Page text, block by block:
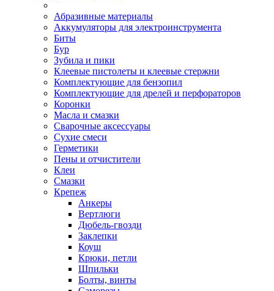
Абразивные материалы
Аккумуляторы для электроинструмента
Биты
Бур
Зубила и пики
Клеевые пистолеты и клеевые стержни
Комплектующие для бензопил
Комплектующие для дрелей и перфораторов
Коронки
Масла и смазки
Сварочные аксессуары
Сухие смеси
Герметики
Пены и отчистители
Клеи
Смазки
Крепеж
Анкеры
Вертлюги
Дюбель-гвозди
Заклепки
Коуш
Крюки, петли
Шпильки
Болты, винты